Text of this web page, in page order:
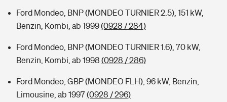
Sie haben Fragen?
Zur Übersicht
Tools
Kinderunfall-Check: Mehr Sicherheit für deine Kids
Ford Mondeo, BNP (MONDEO TURNIER 2.5), 151 kW,
Benzin, Kombi, ab 1999(0928 / 284)
Ford Mondeo, BNP (MONDEO TURNIER 1.6), 70 kW,
Benzin, Kombi, ab 1998 (0928 / 286)
Ford Mondeo, GBP (MONDEO FLH), 96 kW, Benzin,
Limousine, ab 1997(0928 / 296)